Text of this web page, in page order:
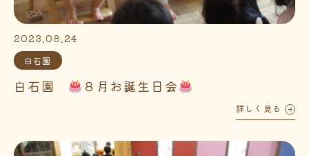
2023.08.24
白石園
白石園 ８月お誕生日会
詳しく見る